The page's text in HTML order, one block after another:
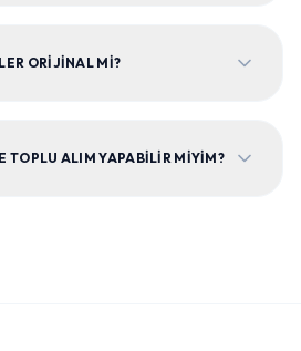
ORIJINAL MI?
TOPLU ALIM YAPABILIR MIYIM?